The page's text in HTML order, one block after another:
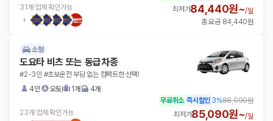
31개 업체 확인가능
최저가84,440원~/일
총 요금 84,440원
소형
도요타 비츠 또는 동급차종
#2-3인 #초보운전 부담 없는 컴팩트한 선택!
4인
오토 1개 4개
23개 업체 확인가능
무료취소 즉시할인 3%88,090원
최저가85,090원~/일